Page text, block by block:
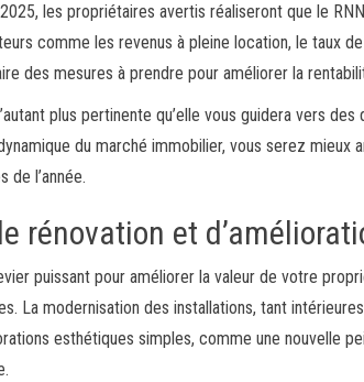
les propriétaires avertis réaliseront que le
comme les revenus à pleine location, le taux
des mesures à prendre pour améliorer la
plus pertinente qu’elle vous guidera vers
du marché immobilier, vous serez
de l’année.
rénovation et
puissant pour améliorer la valeur de votre
La modernisation des installations, tant
esthétiques simples, comme une nouvelle